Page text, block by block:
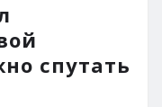
спутать